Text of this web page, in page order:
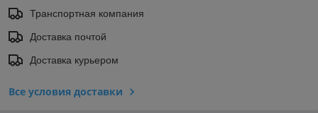
Транспортная компания
Доставка почтой
Доставка курьером
Все условия доставки